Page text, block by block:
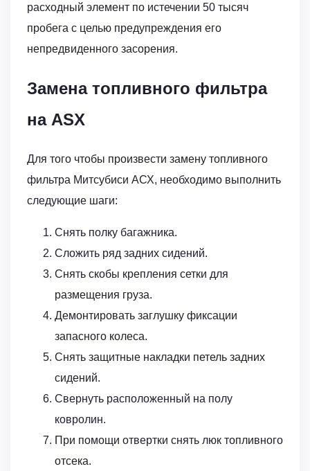
расходный элемент по истечении 50 тысяч
пробега с целью предупреждения его
непредвиденного засорения.
Замена топливного фильтра
на ASX
Для того чтобы произвести замену топливного
фильтра Митсубиси АСХ, необходимо выполнить
следующие шаги:
Снять полку багажника.
Сложить ряд задних сидений.
Снять скобы крепления сетки для
размещения груза.
Демонтировать заглушку фиксации
запасного колеса.
Снять защитные накладки петель задних
сидений.
Свернуть расположенный на полу
ковролин.
При помощи отвертки снять люк топливного
отсека.